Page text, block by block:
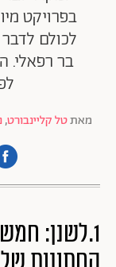
בפרויקט
לכולם
בר רפאלי.
מאתטל קליינבורט,
1.לשנן: